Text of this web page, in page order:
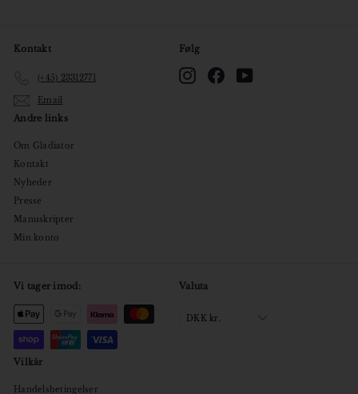
Kontakt
(+45) 23312771
Email
Følg
InstagramFacebook
Andre links
Om Gladiator
Kontakt
Nyheder
Presse
Manuskripter
Min konto
Vi tager imod: Valuta
DKK kr.
Vilkår
Handelsbetingelser